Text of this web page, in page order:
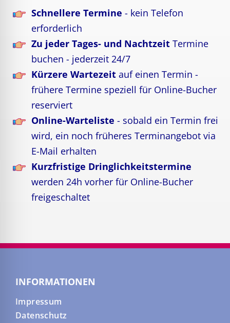
Schnellere Termine- kein Telefon
erforderlich
Zu jeder Tages- und Nachtzeit Termine
buchen - jederzeit 24/7
Kürzere Wartezeit auf einen Termin -
frühere Termine speziell für Online-Bucher
reserviert
Online-Warteliste - sobald ein Termin frei
wird, ein noch früheres Terminangebot via
E-Mail erhalten
Kurzfristige Dringlichkeitstermine
werden 24h vorher für Online-Bucher
freigeschaltet
INFORMATIONEN
Impressum
Datenschutz